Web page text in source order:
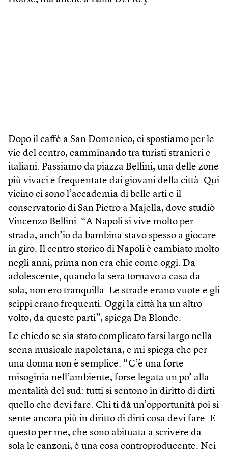
Dopo il caffè a San Domenico, ci spostiamo per le
vie del centro, camminando tra turisti stranieri e
italiani. Passiamo da piazza Bellini, una delle zone
più vivaci e frequentate dai giovani della città. Qui
vicino ci sono l’accademia di belle arti e il
conservatorio di San Pietro a Majella, dove studiò
Vincenzo Bellini. “A Napoli si vive molto per
strada, anch’io da bambina stavo spesso a giocare
in giro. Il centro storico di Napoli è cambiato molto
negli anni, prima non era chic come oggi. Da
adolescente, quando la sera tornavo a casa da
sola, non ero tranquilla. Le strade erano vuote e gli
scippi erano frequenti. Oggi la città ha un altro
volto, da queste parti”, spiega Da Blonde.
Le chiedo se sia stato complicato farsi largo nella
scena musicale napoletana, e mi spiega che per
una donna non è semplice: “C’è una forte
misoginia nell’ambiente, forse legata un po’ alla
mentalità del sud: tutti si sentono in diritto di dirti
quello che devi fare. Chi ti dà un’opportunità poi si
sente ancora più in diritto di dirti cosa devi fare. E
questo per me, che sono abituata a scrivere da
sola le canzoni, è una cosa controproducente. Nei